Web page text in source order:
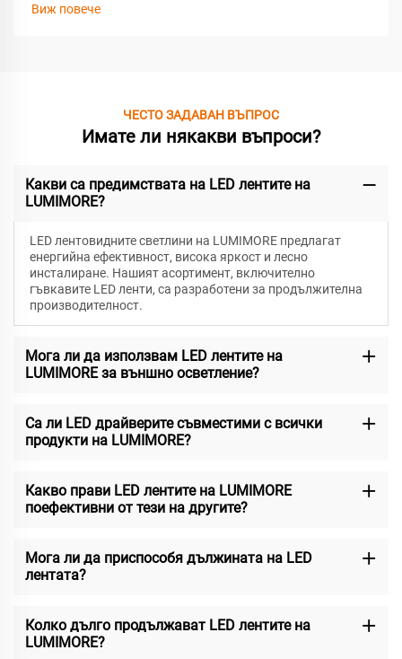
Виж повече
ЧЕСТО ЗАДАВАН ВЪПРОС
Имате ли някакви въпроси?
Какви са предимствата на LED лентите на
LUMIMORE?
LED лентовидните светлини на LUMIMORE предлагат
енергийна ефективност, висока яркост и лесно
инсталиране. Нашият асортимент, включително
гъвкавите LED ленти, са разработени за продължителна
производителност.
Мога ли да използвам LED лентите на
LUMIMORE за външно осветление?
Са ли LED драйверите съвместими с всички
продукти на LUMIMORE?
Какво прави LED лентите на LUMIMORE
поефективни от тези на другите?
Мога ли да приспособя дължината на LED
лентата?
Колко дълго продължават LED лентите на
LUMIMORE?